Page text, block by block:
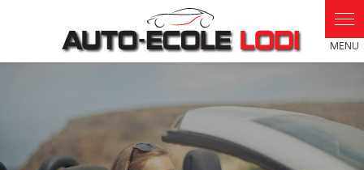
Panneau de gestion des cookies